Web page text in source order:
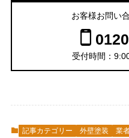
お客様お問い
受付時間：
記事カテゴリー 外壁塗装 業